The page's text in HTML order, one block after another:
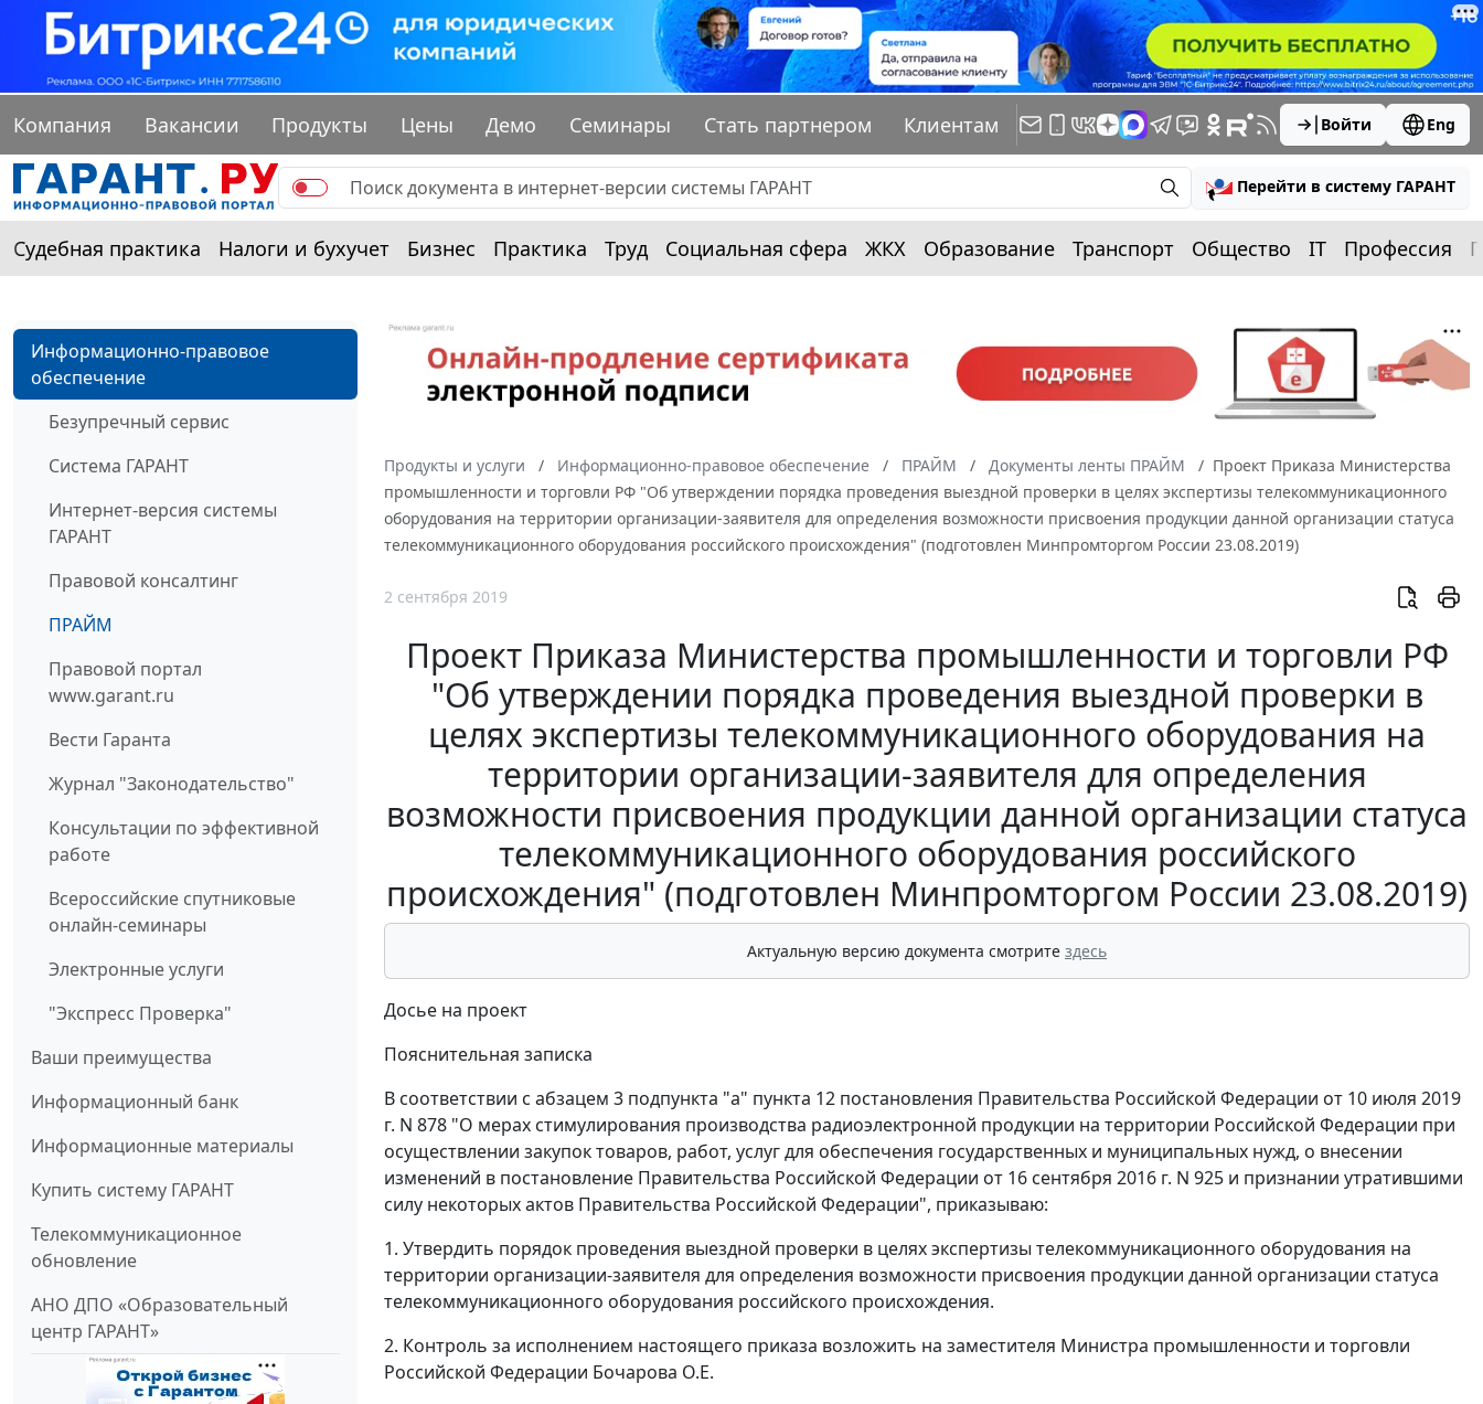
Компания Вакансии Продукты Цены Демо Семинары Стать партнером Клиентам Войти Eng
Перейти в систему ГАРАНТ
Судебная практика Налоги и бухучет Бизнес Практика Труд Социальная сфера ЖКХ Образование Транспорт Общество IT Профессия
Информационно-правовое
обеспечение
Безупречный сервис
Система ГАРАНТ
Интернет-версия системы
ГАРАНТ
Правовой консалтинг
ПРАЙМ
Правовой портал
www.garant.ru
Вести Гаранта
Журнал "Законодательство"
Консультации по эффективной
работе
Всероссийские спутниковые
онлайн-семинары
Электронные услуги
"Экспресс Проверка"
Ваши преимущества
Информационный банк
Информационные материалы
Купить систему ГАРАНТ
Телекоммуникационное
обновление
АНО ДПО «Образовательный
центр ГАРАНТ»
Продукты и услуги Информационно-правовое обеспечение ПРАЙМ Документы ленты ПРАЙМ
Проект Приказа Министерства
промышленности и торговли РФ "Об утверждении порядка проведения выездной проверки в целях экспертизы телекоммуникационного
оборудования на территории организации-заявителя для определения возможности присвоения продукции данной организации статуса
телекоммуникационного оборудования российского происхождения" (подготовлен Минпромторгом России 23.08.2019)
2 сентября 2019
Проект Приказа Министерства промышленности и торговли РФ
"Об утверждении порядка проведения выездной проверки в
целях экспертизы телекоммуникационного оборудования на
территории организации-заявителя для определения
возможности присвоения продукции данной организации статуса
телекоммуникационного оборудования российского
происхождения" (подготовлен Минпромторгом России 23.08.2019)
Актуальную версию документа смотрите здесь
Досье на проект
Пояснительная записка
В соответствии с абзацем 3 подпункта "а" пункта 12 постановления Правительства Российской Федерации от 10 июля 2019
г. N 878 "О мерах стимулирования производства радиоэлектронной продукции на территории Российской Федерации при
осуществлении закупок товаров, работ, услуг для обеспечения государственных и муниципальных нужд, о внесении
изменений в постановление Правительства Российской Федерации от 16 сентября 2016 г. N 925 и признании утратившими
силу некоторых актов Правительства Российской Федерации", приказываю:
1. Утвердить порядок проведения выездной проверки в целях экспертизы телекоммуникационного оборудования на
территории организации-заявителя для определения возможности присвоения продукции данной организации статуса
телекоммуникационного оборудования российского происхождения.
2. Контроль за исполнением настоящего приказа возложить на заместителя Министра промышленности и торговли
Российской Федерации Бочарова О.Е.